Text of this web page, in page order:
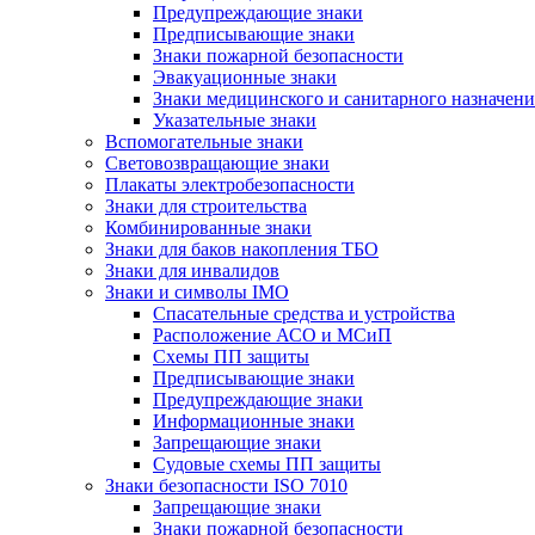
Предупреждающие знаки
Предписывающие знаки
Знаки пожарной безопасности
Эвакуационные знаки
Знаки медицинского и санитарного
Указательные знаки
Вспомогательные знаки
Световозвращающие знаки
Плакаты электробезопасности
Знаки для строительства
Комбинированные знаки
Знаки для баков накопления ТБО
Знаки для инвалидов
Знаки и символы IMO
Спасательные средства и устройства
Расположение АСО и МСиП
Схемы ПП защиты
Предписывающие знаки
Предупреждающие знаки
Информационные знаки
Запрещающие знаки
Судовые схемы ПП защиты
Знаки безопасности ISO 7010
Запрещающие знаки
Знаки пожарной безопасности